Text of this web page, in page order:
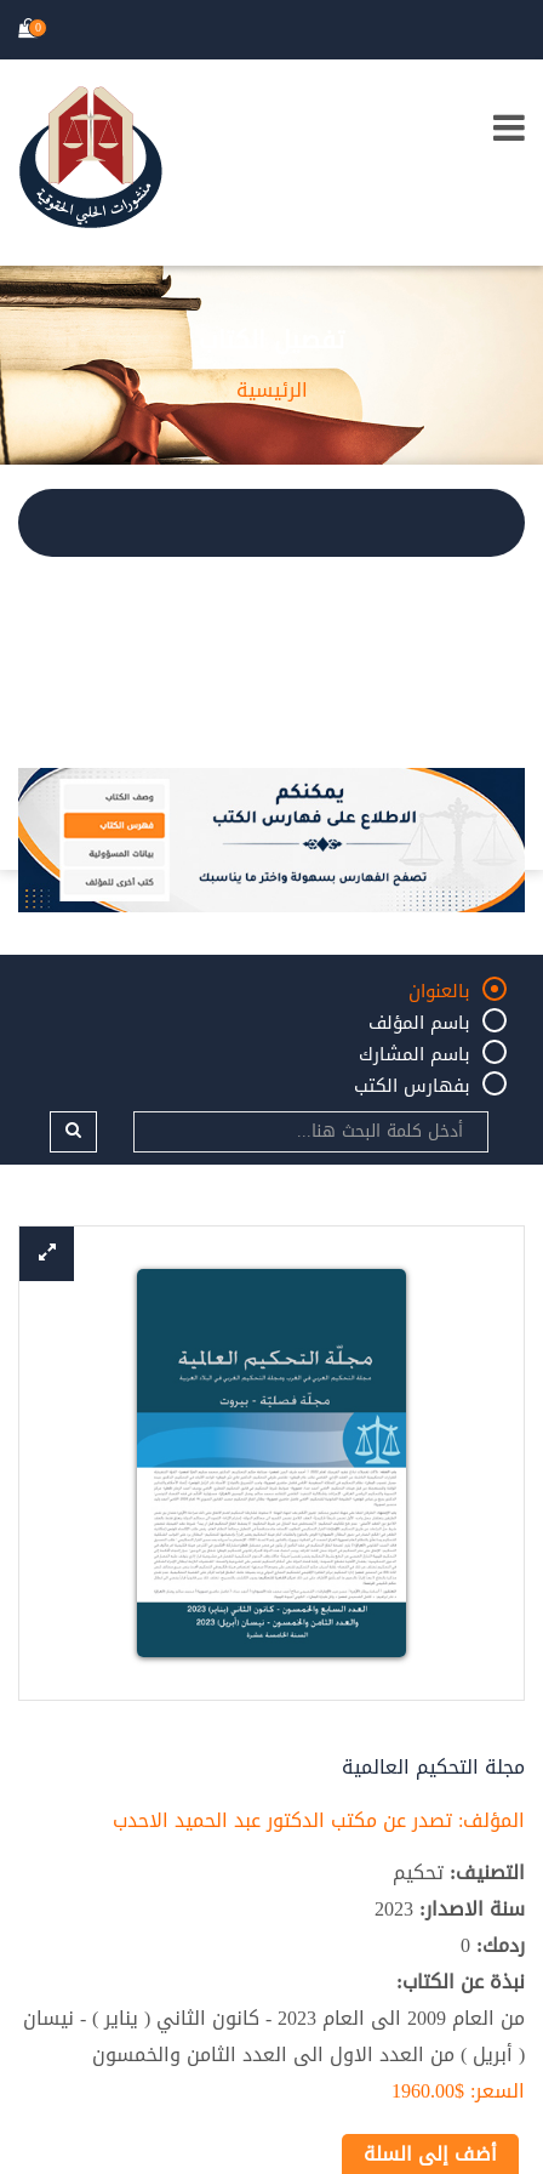
0
الرئيسية
بالعنوان
باسم المؤلف
باسم المشارك
بفهارس الكتب
مجلة التحكيم العالمية
المؤلف:تصدر عن مكتب الدكتور عبد الحميد الاحدب
التصنيف:تحكيم
سنة الاصدار:2023
ردمك:0
نبذة عن الكتاب:
من العام 2009 الى العام 2023 - كانون الثاني ( يناير ) - نيسان
( أبريل ) من العدد الاول الى العدد الثامن والخمسون
السعر:$1960.00
أضف إلى السلة